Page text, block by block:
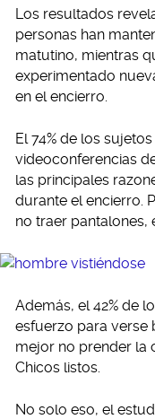
Los resultados
personas han
matutino, mientras
experimentado
en el encierro.
El 74% de los
videoconferencias
las principales
durante el encierro.
no traer pantalones,
Además, el 42% de
esfuerzo para verse
mejor no prender la
Chicos listos.
No solo eso, el